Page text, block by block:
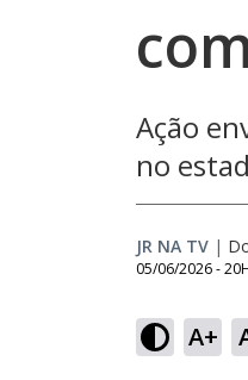
Ação
no
JR NA TV |
05/06/2026 -
A+